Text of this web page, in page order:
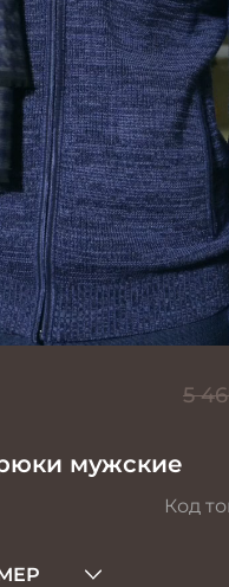
мужские
Код
5